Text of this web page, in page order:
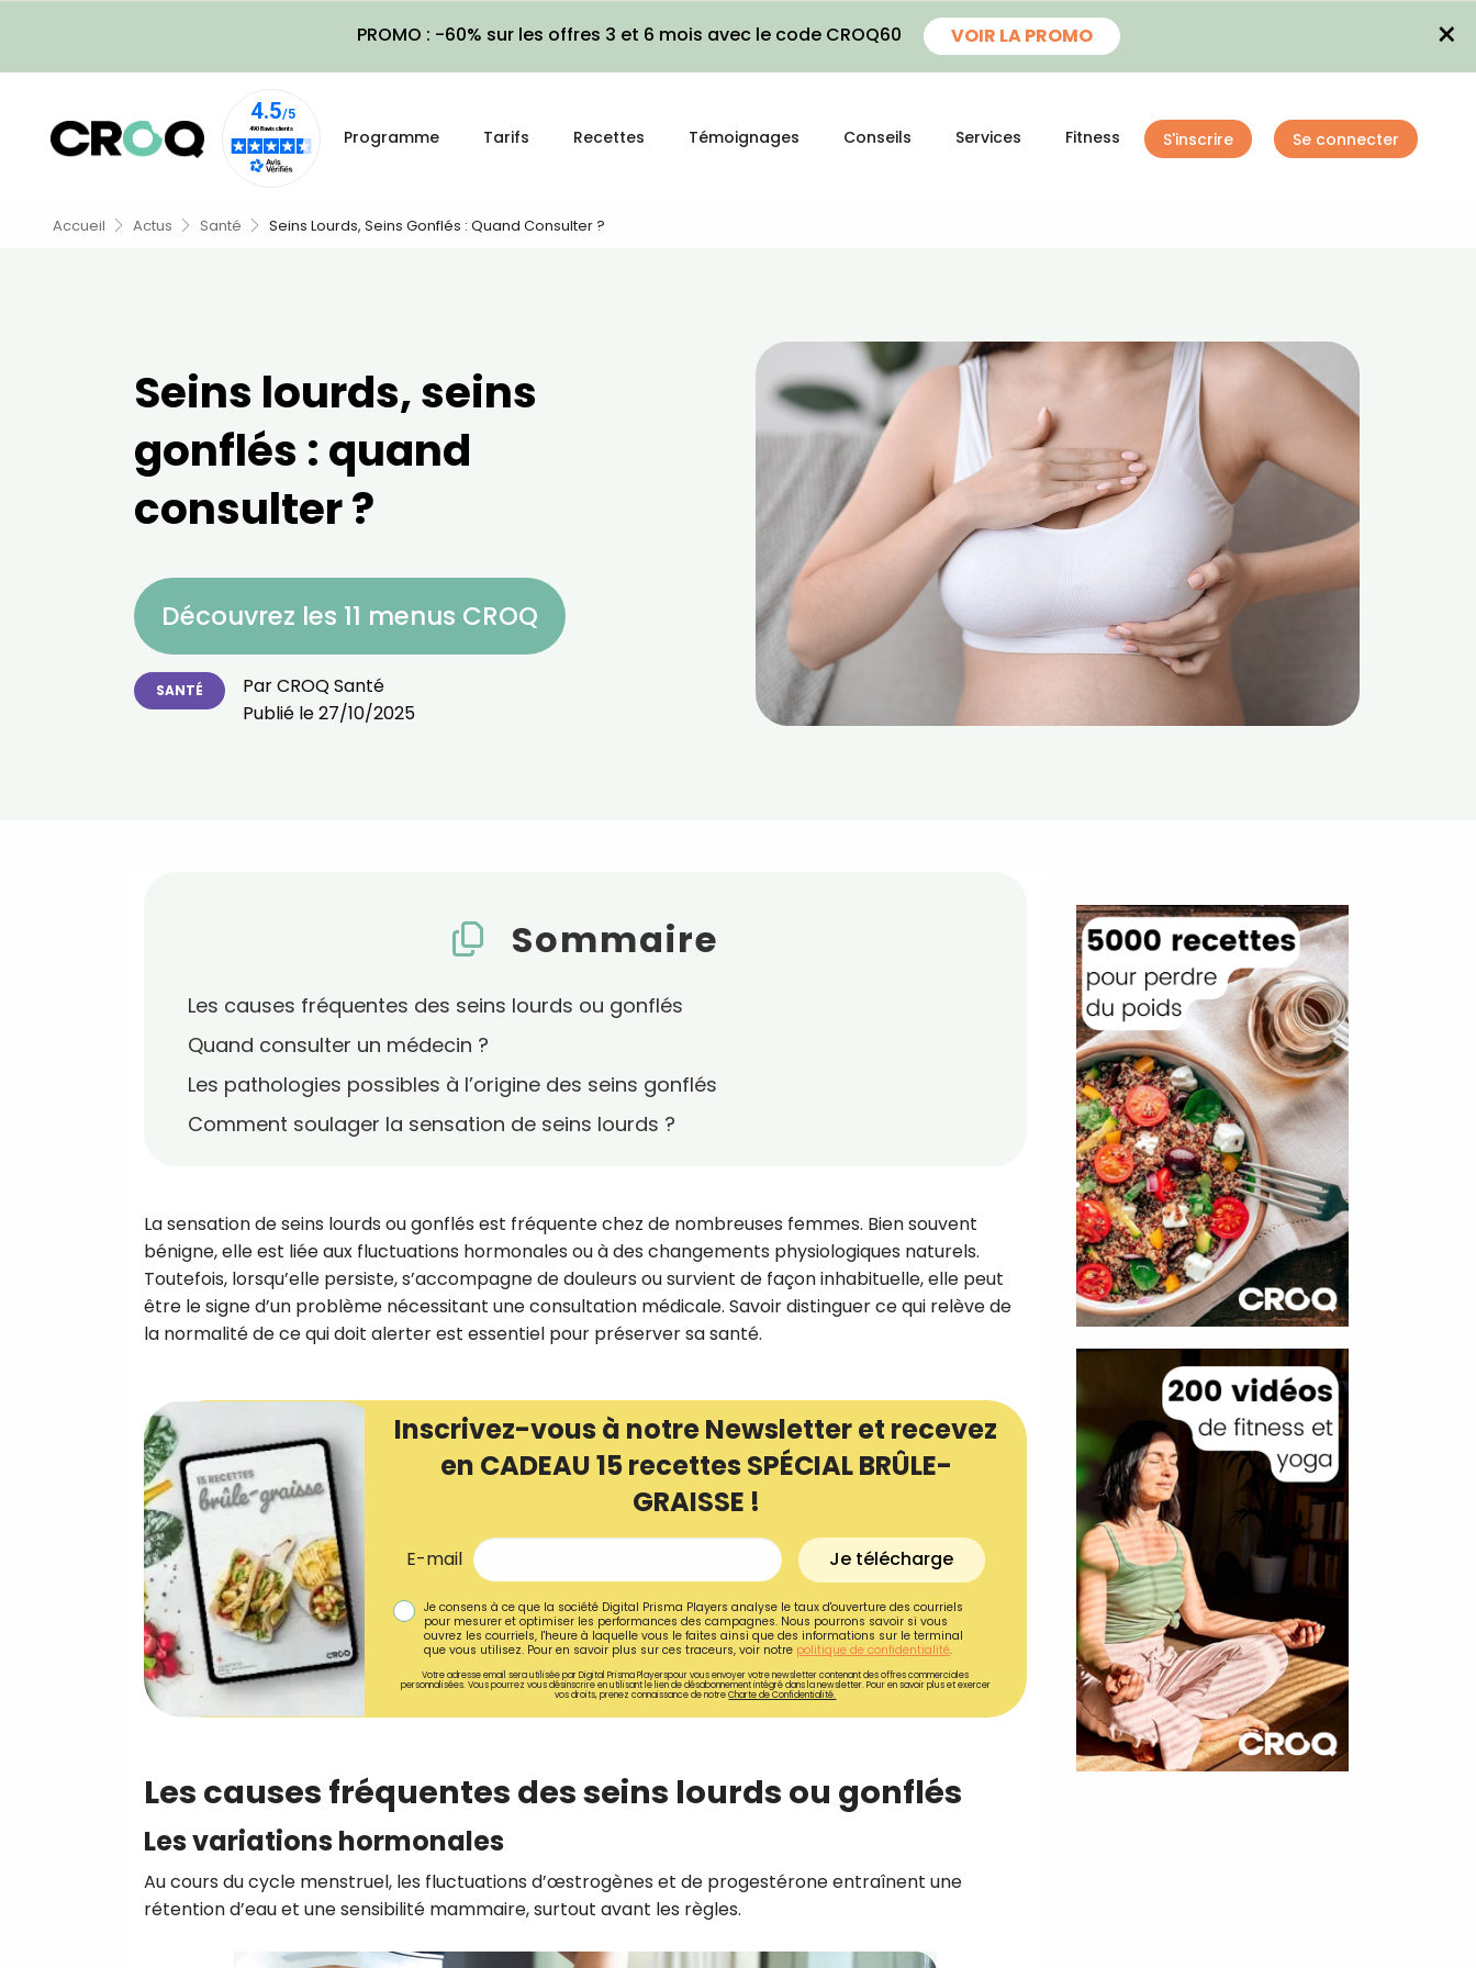
PROMO : -60% sur les offres 3 et 6 mois avec le code CROQ60 VOIR LA PROMO ×
Programme Tarifs Recettes Témoignages Conseils Services Fitness S'inscrire Se connecter
Accueil Actus Santé Seins Lourds, Seins Gonflés : Quand Consulter ?
Seins lourds, seins
gonflés : quand
consulter ?
Découvrez les 11 menus CROQ
SANTÉ ParCROQ Santé
Publié le27/10/2025
Sommaire
Les causes fréquentes des seins lourds ou gonflés
Quand consulter un médecin ?
Les pathologies possibles à l’origine des seins gonflés
Comment soulager la sensation de seins lourds ?
La sensation de seins lourds ou gonflés est fréquente chez de nombreuses femmes. Bien souvent
bénigne, elle est liée aux fluctuations hormonales ou à des changements physiologiques naturels.
Toutefois, lorsqu’elle persiste, s’accompagne de douleurs ou survient de façon inhabituelle, elle peut
être le signe d’un problème nécessitant une consultation médicale. Savoir distinguer ce qui relève de
la normalité de ce qui doit alerter est essentiel pour préserver sa santé.
Inscrivez-vous à notre Newsletter et recevez
en CADEAU 15 recettes SPÉCIAL BRÛLE-
GRAISSE !
E-mail Je télécharge
Je consens à ce que la société Digital Prisma Players analyse le taux d'ouverture des courriels
pour mesurer et optimiser les performances des campagnes. Nous pourrons savoir si vous
ouvrez les courriels, l'heure à laquelle vous le faites ainsi que des informations sur le terminal
que vous utilisez. Pour en savoir plus sur ces traceurs, voir notre politique de confidentialité.
Votre adresse email sera utilisée par Digital Prisma Playerspour vous envoyer votre newsletter contenant des offres commerciales
personnalisées. Vous pourrez vous désinscrire en utilisant le lien de désabonnement intégré dans la newsletter. Pour en savoir plus et exercer
vos droits, prenez connaissance de notreCharte de Confidentialité.
Les causes fréquentes des seins lourds ou gonflés
Les variations hormonales
Au cours du cycle menstruel, les fluctuations d’œstrogènes et de progestérone entraînent une
rétention d’eau et une sensibilité mammaire, surtout avant les règles.
recettes inédites de CROQ
!
Ainsi que la newsletter promotionnelle de